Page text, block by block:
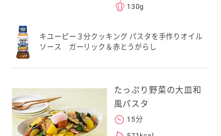
スマートフォン
メールをお送りい
のメールアドレス
」を受信を許可
ドメイン指定受信
します。
レスは、本サービ
。当社はこの情報
130g
キユーピー３分クッキング パスタを手作りオイル
ソース ガーリック＆赤とうがらし
たっぷり野菜の大皿和
風パスタ
15分